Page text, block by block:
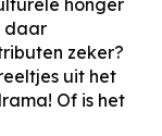
daar
zeker?
uit het
Of is het